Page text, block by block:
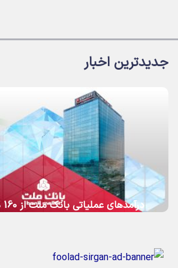
جدیدترین اخبار
درآمدهای عملیاتی بانك ملت از 160 همت عبور كرد